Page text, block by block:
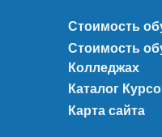
Стоимость
Стоимость
Колледжах
Каталог
Карта сайта